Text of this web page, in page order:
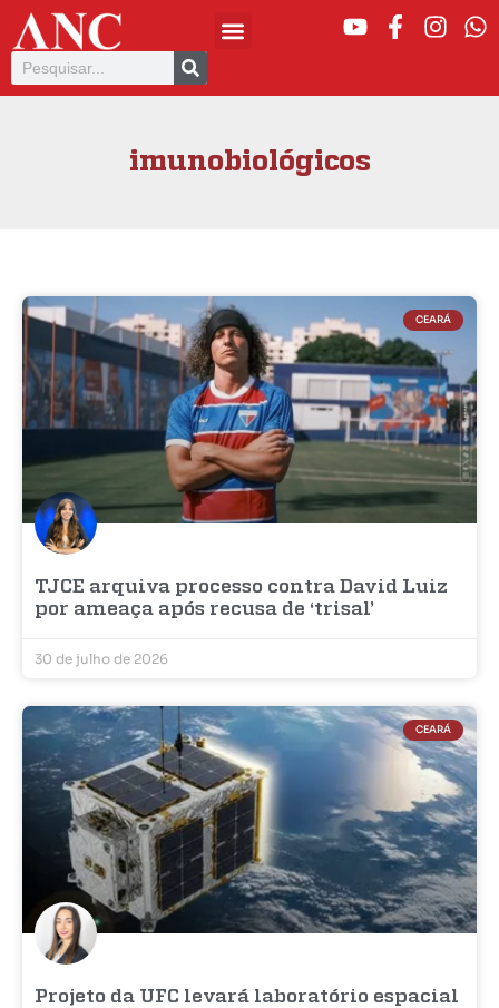
imunobiológicos
CEARÁ
TJCE arquiva processo contra David Luiz
por ameaça após recusa de ‘trisal’
30 de julho de 2026
CEARÁ
Projeto da UFC levará laboratório espacial